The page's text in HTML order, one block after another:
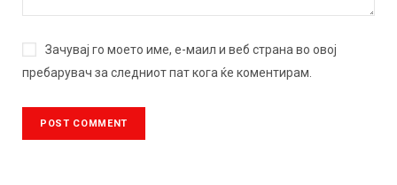
Зачувај го моето име, е-маил и веб страна во овој
пребарувач за следниот пат кога ќе коментирам.